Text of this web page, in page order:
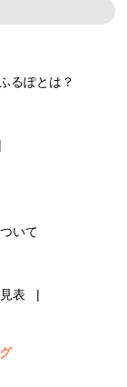
るぽとは？
いて
表